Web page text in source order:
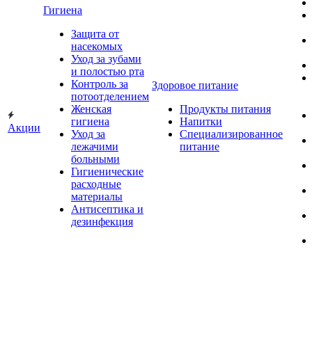
Акции
Гигиена
Защита от
насекомых
Уход за зубами
и полостью рта
Контроль за
потоотделением
Женская
гигиена
Уход за
лежачими
больными
Гигиенические
расходные
материалы
Антисептика и
дезинфекция
Здоровое питание
Продукты питания
Напитки
Специализированное
питание